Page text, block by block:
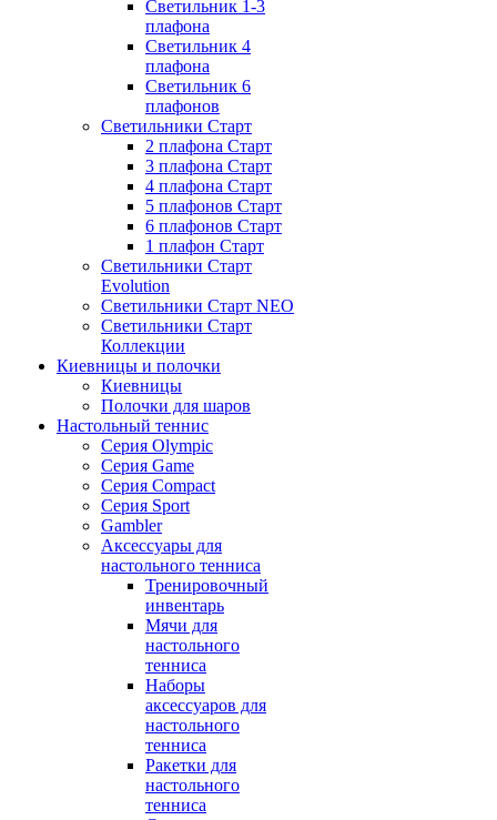
Светильник 1-3
плафона
Светильник 4
плафона
Светильник 6
плафонов
Светильники Старт
2 плафона Старт
3 плафона Старт
4 плафона Старт
5 плафонов Старт
6 плафонов Старт
1 плафон Старт
Светильники Старт
Evolution
Светильники Старт NEO
Светильники Старт
Коллекции
Киевницы и полочки
Киевницы
Полочки для шаров
Настольный теннис
Серия Olympic
Серия Game
Серия Compact
Серия Sport
Gambler
Аксессуары для
настольного тенниса
Тренировочный
инвентарь
Мячи для
настольного
тенниса
Наборы
аксессуаров для
настольного
тенниса
Ракетки для
настольного
тенниса